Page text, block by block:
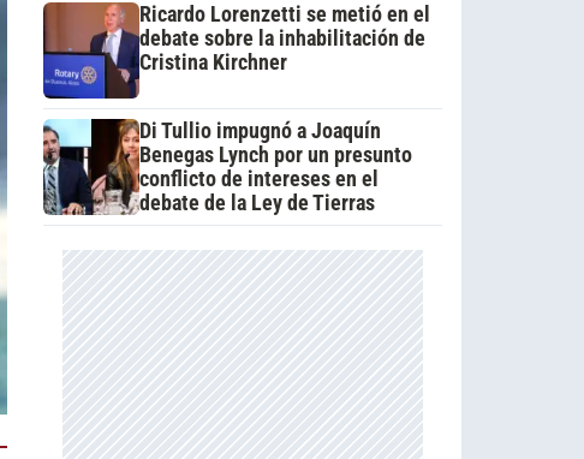
Ricardo Lorenzetti se metió en el
debate sobre la inhabilitación de
Cristina Kirchner
Di Tullio impugnó a Joaquín
Benegas Lynch por un presunto
conflicto de intereses en el
debate de la Ley de Tierras